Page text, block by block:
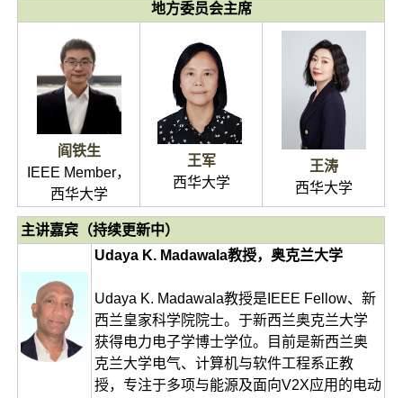
地方委员会主席
阎铁生
IEEE Member，
西华大学
王军
西华大学
王涛
西华大学
主讲嘉宾（持续更新中）
Udaya K. Madawala教授，奥克兰大学
Udaya K. Madawala教授是IEEE Fellow、新
西兰皇家科学院院士。于新西兰奥克兰大学
获得电力电子学博士学位。目前是新西兰奥
克兰大学电气、计算机与软件工程系正教
授，专注于多项与能源及面向V2X应用的电动